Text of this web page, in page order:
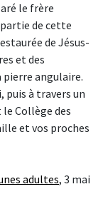
le frère
de cette
de Jésus-
et des
angulaire.
puis à travers un
Collège des
et vos proches
adultes, 3 mai